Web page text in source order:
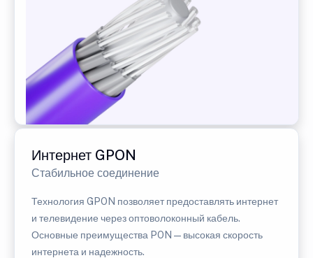
Интернет GPON
Стабильное соединение
Технология GPON позволяет предоставлять интернет
и телевидение через оптоволоконный кабель.
Основные преимущества PON — высокая скорость
интернета и надежность.